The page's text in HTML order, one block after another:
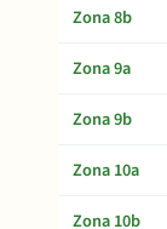
Zona 8b
Zona 9a
Zona 9b
Zona 10a
Zona 10b